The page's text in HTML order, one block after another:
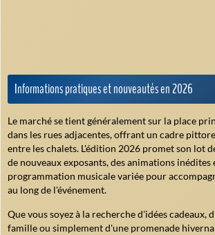
Informations pratiques et nouveautés en 2026
Le marché se tient généralement sur la place
dans les rues adjacentes, offrant un cadre
entre les chalets. L'édition 2026 promet son lot
de nouveaux exposants, des animations inédites
programmation musicale variée pour
au long de l'événement.
Que vous soyez à la recherche d'idées cadeaux,
famille ou simplement d'une promenade